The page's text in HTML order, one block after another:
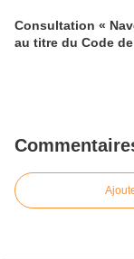
Consultation «
au titre du Code